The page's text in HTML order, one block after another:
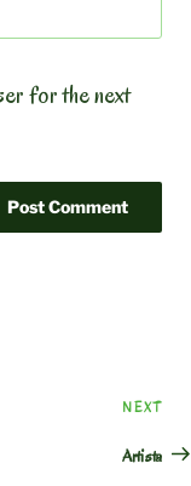
for the next
Next
Post
NEXT
Artista